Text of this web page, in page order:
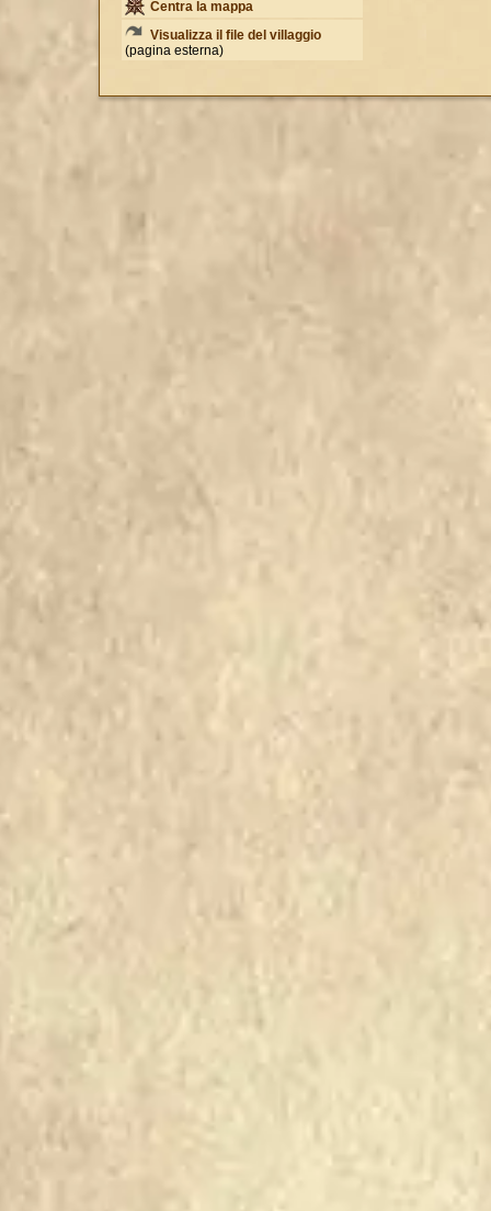
Centra la mappa
Visualizza il file del villaggio
(pagina esterna)